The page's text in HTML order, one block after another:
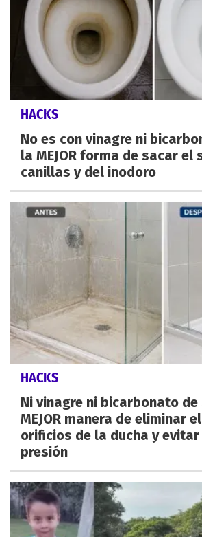
HACKS
No es con vinagre ni
la MEJOR forma de sacar el
canillas y del inodoro
HACKS
Ni vinagre ni bicarbonato
MEJOR manera de eliminar
orificios de la ducha y evitar
presión